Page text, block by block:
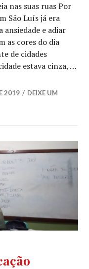
nas suas ruas Por
São Luís já era
e adiar
as cores do dia
de cidades
estava cinza, …
de São Luís
2019
DEIXE UM